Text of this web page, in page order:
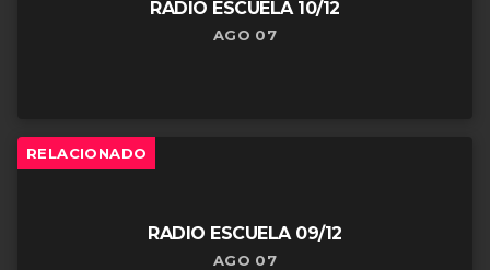
RADIO ESCUELA 10/12
AGO 07
RELACIONADO
RADIO ESCUELA 09/12
AGO 07